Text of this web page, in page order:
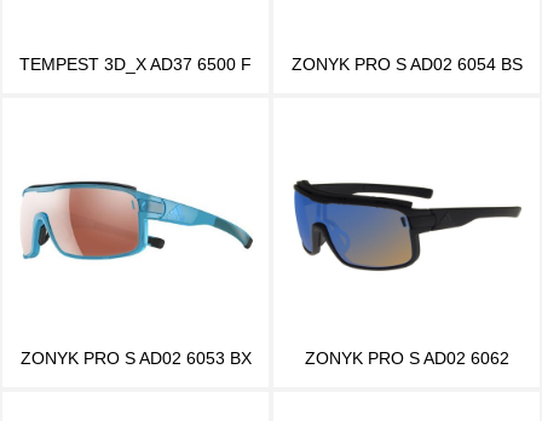
TEMPEST 3D_X AD37 6500 F ZONYK PRO S AD02 6054 BS
ZONYK PRO S AD02 6053 BX ZONYK PRO S AD02 6062